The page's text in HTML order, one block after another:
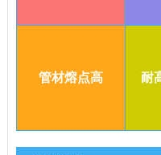
管材熔点高 耐